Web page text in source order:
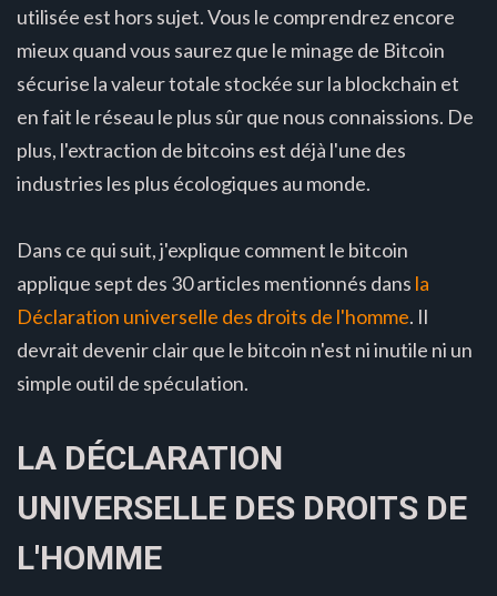
utilisée est hors sujet. Vous le comprendrez encore
mieux quand vous saurez que le minage de Bitcoin
sécurise la valeur totale stockée sur la blockchain et
en fait le réseau le plus sûr que nous connaissions. De
plus, l'extraction de bitcoins est déjà l'une des
industries les plus écologiques au monde.
Dans ce qui suit, j'explique comment le bitcoin
applique sept des 30 articles mentionnés dans la
Déclaration universelle des droits de l'homme. Il
devrait devenir clair que le bitcoin n'est ni inutile ni un
simple outil de spéculation.
LA DÉCLARATION
UNIVERSELLE DES DROITS DE
L'HOMME